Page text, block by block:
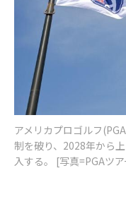
アメリカプロゴルフ
制を破り、2028年から
入する。 [写真=PGAツ